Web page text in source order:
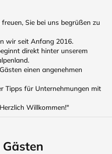
Sie bei uns begrüßen zu
wir seit Anfang 2016.
direkt hinter unserem
einen angenehmen
Tipps für Unternehmungen mit
Willkommen!"